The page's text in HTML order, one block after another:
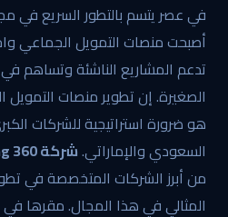
في عصر يتسم بالتطور السريع في
أصبحت منصات التمويل الجماعي
تدعم المشاريع الناشئة وتساهم
الصغيرة. إن تطوير منصات
هو ضرورة استراتيجية للشركات
السعودي والإماراتي.شركة 360 Soft Marketing
من أبرز الشركات المتخصصة في
المثالي في هذا المجال. مقرها